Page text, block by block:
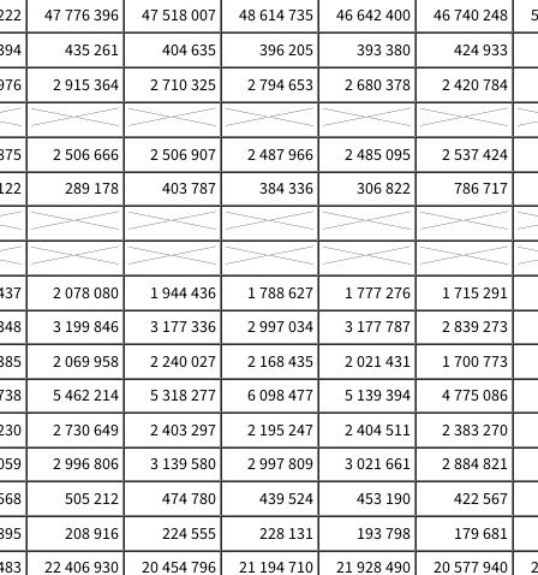
47 776 396 47 518 007 48 614 735 46 642 400 46 740 248
435 261 404 635 396 205 393 380
424 933
2 915 364 2 710 325 2 794 653 2 680 378
2 420 784
2 506 666 2 506 907 2 487 966 2 485 095
2 537 424
289 178 403 787 384 336 306 822
786 717
2 078 080 1 944 436 1 788 627 1 777 276
1 715 291
3 199 846 3 177 336 2 997 034 3 177 787
2 839 273
2 069 958 2 240 027 2 168 435 2 021 431
1 700 773
5 462 214 5 318 277 6 098 477 5 139 394
4 775 086
2 730 649 2 403 297 2 195 247 2 404 511
2 383 270
2 996 806 3 139 580 2 997 809 3 021 661
2 884 821
505 212 474 780 439 524 453 190
422 567
208 916 224 555 228 131 193 798
179 681
22 406 930 20 454 796 21 194 710 21 928 490 20 577 940